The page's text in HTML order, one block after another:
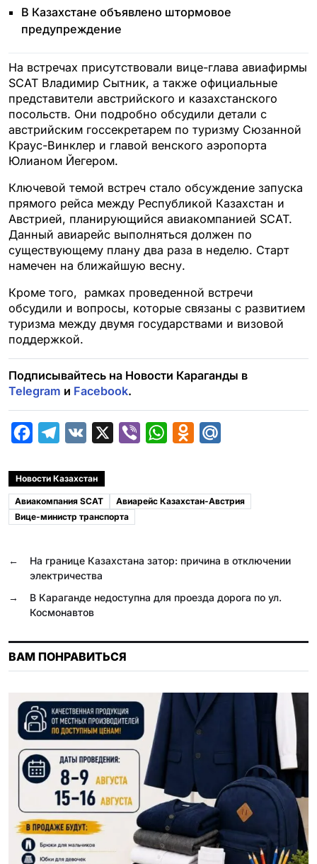
В Казахстане объявлено штормовое
предупреждение
На встречах присутствовали вице-глава авиафирмы
SCAT Владимир Сытник, а также официальные
представители австрийского и казахстанского
посольств. Они подробно обсудили детали с
австрийским госсекретарем по туризму Сюзанной
Краус-Винклер и главой венского аэропорта
Юлианом Йегером.
Ключевой темой встреч стало обсуждение запуска
прямого рейса между Республикой Казахстан и
Австрией, планирующийся авиакомпанией SCAT.
Данный авиарейс выполняться должен по
существующему плану два раза в неделю. Старт
намечен на ближайшую весну.
Кроме того, рамках проведенной встречи
обсудили и вопросы, которые связаны с развитием
туризма между двумя государствами и визовой
поддержкой.
Подписывайтесь на Новости Караганды в
Telegram и Facebook.
c
e
b
o
k
l
e
g
a
m
e
W
t
p
o
a
s
i
l
u
Новости Казахстан
Авиакомпания SCAT
Авиарейс Казахстан-Австрия
Вице-министр транспорта
←
На границе Казахстана затор: причина в отключении
электричества
→
В Караганде недоступна для проезда дорога по ул.
Космонавтов
ВАМ ПОНРАВИТЬСЯ